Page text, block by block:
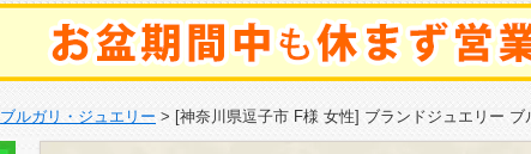
ブルガリ・ジュエリー > [神奈川県逗子市 F様 女性] ブランドジュエリー